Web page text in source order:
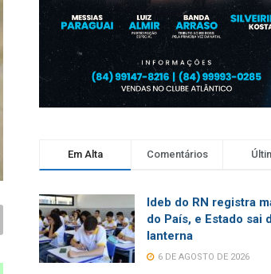
Em Alta Comentários
Ideb do RN registra
do País, e Estado sai
lanterna
6 DE AGOSTO DE 2026